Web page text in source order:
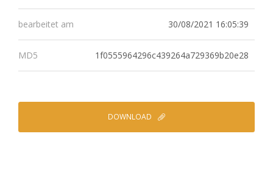
bearbeitet am 30/08/2021 16:05:39
MD5 1f0555964296c439264a729369b20e28
DOWNLOAD